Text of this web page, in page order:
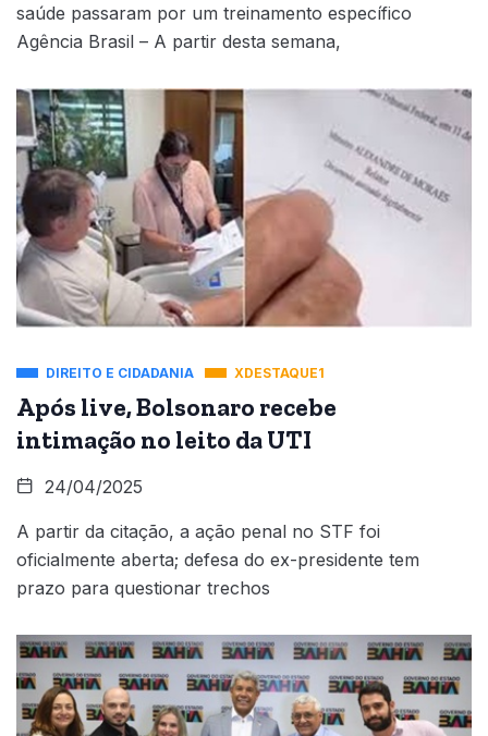
saúde passaram por um treinamento específico
Agência Brasil – A partir desta semana,
DIREITO E CIDADANIA XDESTAQUE1
Após live, Bolsonaro recebe
intimação no leito da UTI
24/04/2025
A partir da citação, a ação penal no STF foi
oficialmente aberta; defesa do ex-presidente tem
prazo para questionar trechos